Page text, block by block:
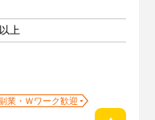
上
業・Ｗワーク歓迎